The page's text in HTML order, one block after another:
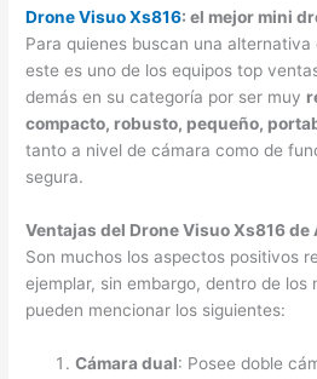
Drone Visuo Xs816: el mejor mini
Para quienes buscan una
este es uno de los equipos top
demás en su categoría por ser muy
compacto, robusto, pequeño,
tanto a nivel de cámara como de
segura.
Ventajas del Drone Visuo Xs816 de
Son muchos los aspectos positivos
ejemplar, sin embargo, dentro de los
pueden mencionar los siguientes:
Cámara dual: Posee doble